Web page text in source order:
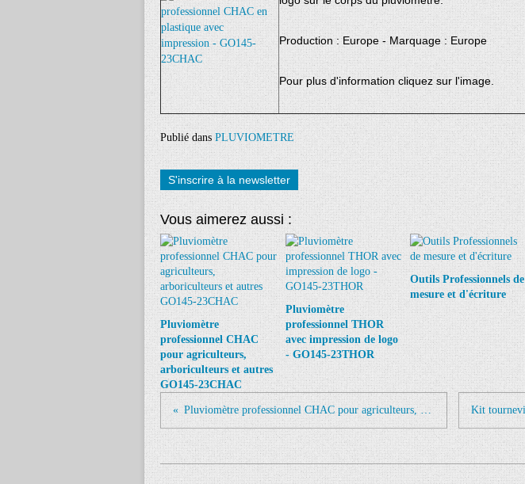
Production : Europe - Marquage : Europe
Pour plus d'information cliquez sur l'image.
Publié dans PLUVIOMETRE
S'inscrire à la newsletter
Vous aimerez aussi :
Pluviomètre
professionnel CHAC
pour agriculteurs,
arboriculteurs et autres
GO145-23CHAC
Pluviomètre
professionnel THOR
avec impression de logo
- GO145-23THOR
Outils Professionnels de
mesure et d'écriture
Pluviomètre professionnel CHAC pour agriculteurs, arboriculteurs et autres GO145-23CHAC